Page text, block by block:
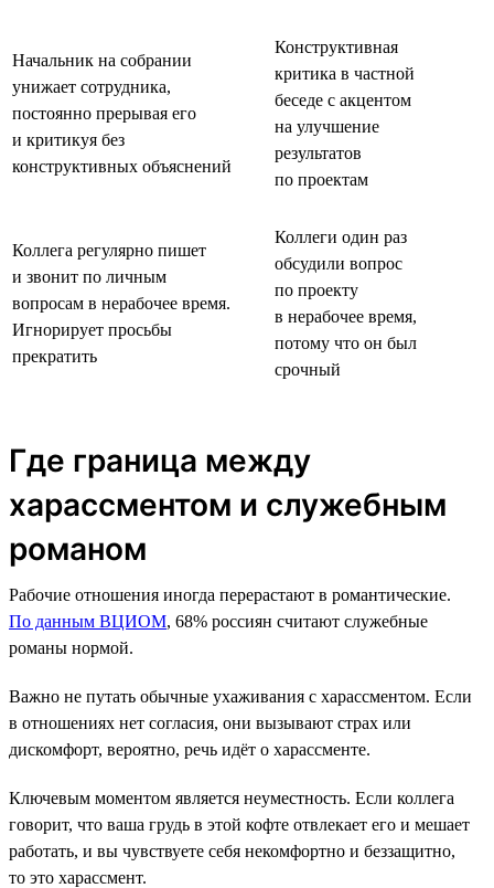
Начальник на собрании
унижает сотрудника,
постоянно прерывая его
и критикуя без
конструктивных объяснений
Конструктивная
критика в частной
беседе с акцентом
на улучшение
результатов
по проектам
Коллега регулярно пишет
и звонит по личным
вопросам в нерабочее время.
Игнорирует просьбы
прекратить
Коллеги один раз
обсудили вопрос
по проекту
в нерабочее время,
потому что он был
срочный
Где граница между
харассментом и служебным
романом
Рабочие отношения иногда перерастают в романтические.
По данным ВЦИОМ, 68% россиян считают служебные
романы нормой.
Важно не путать обычные ухаживания с харассментом. Если
в отношениях нет согласия, они вызывают страх или
дискомфорт, вероятно, речь идёт о харассменте.
Ключевым моментом является неуместность. Если коллега
говорит, что ваша грудь в этой кофте отвлекает его и мешает
работать, и вы чувствуете себя некомфортно и беззащитно,
то это харассмент.